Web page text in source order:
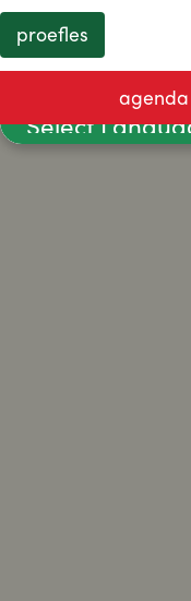
Powered by
proefles
agenda